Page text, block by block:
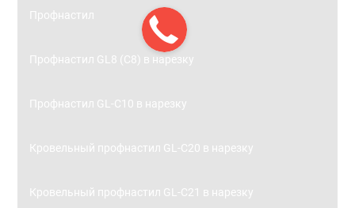
Профнастил
Профнастил GL8 (С8) в нарезку
Профнастил GL-С10 в нарезку
Кровельный профнастил GL-С20 в нарезку
Кровельный профнастил GL-С21 в нарезку